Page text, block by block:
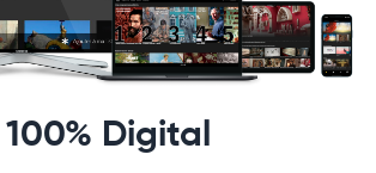
100% Digital